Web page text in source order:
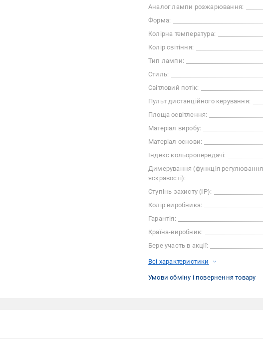
Аналог лампи розжарювання:
Форма:
Колірна температура:
Колір світіння:
Тип лампи:
Стиль:
Світловий потік:
Пульт дистанційного керування:
Площа освітлення:
Матеріал виробу:
Матеріал основи:
Індекс кольоропередачі:
Димерування (функція регулювання
яскравості):
Ступінь захисту (IP):
Колір виробника:
Гарантія:
Країна-виробник:
Бере участь в акції:
Всі характеристики
Умови обміну і повернення товару